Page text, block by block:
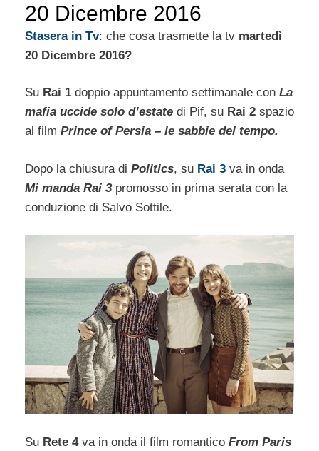
20 Dicembre 2016
Staserain Tv: che cosa trasmette la tv martedì
20 Dicembre 2016?
Su Rai 1 doppio appuntamento settimanale con La
mafia uccide solo d’estate di Pif, su Rai 2 spazio
al film Prince of Persia – le sabbie del tempo.
Dopo la chiusura di Politics, su Rai 3 va in onda
Mi manda Rai 3promosso in prima serata con la
conduzione di Salvo Sottile.
Su Rete 4va in onda il film romantico From Paris